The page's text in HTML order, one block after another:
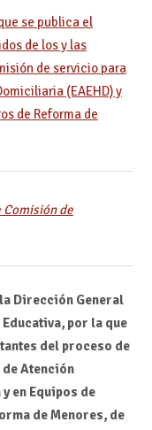
se publica el
de los y las
de servicio para
(EAEHD) y
de Reforma de
de
Dirección General
por la que
del proceso de
Atención
en Equipos de
de Menores, de